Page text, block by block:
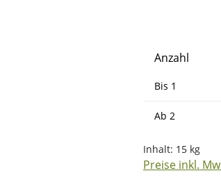
Anzahl
Bis 1
Ab 2
Inhalt: 15 kg
Preise inkl.